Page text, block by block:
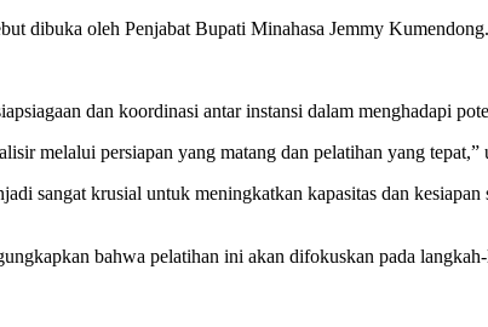
dibuka oleh Penjabat Bupati Minahasa Jemmy Kumendong.
dan koordinasi antar instansi dalam menghadapi
melalui persiapan yang matang dan pelatihan yang tepat,”
sangat krusial untuk meningkatkan kapasitas dan
bahwa pelatihan ini akan difokuskan pada